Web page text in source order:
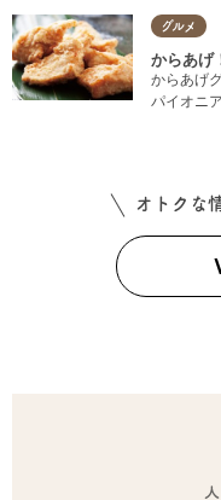
グルメ
からあげ
からあげ
パイオニア
オトクな